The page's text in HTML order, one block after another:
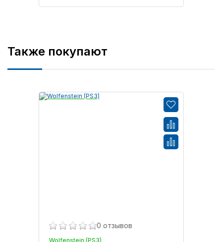
Также покупают
0 отзывов
Wolfenstein (PS3)